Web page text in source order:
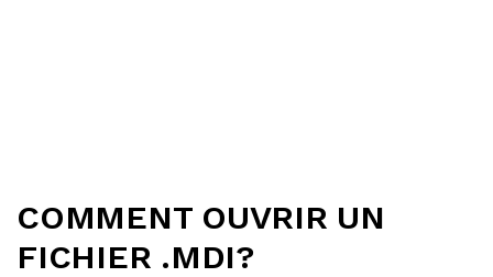
COMMENT OUVRIR UN
FICHIER .MDI?